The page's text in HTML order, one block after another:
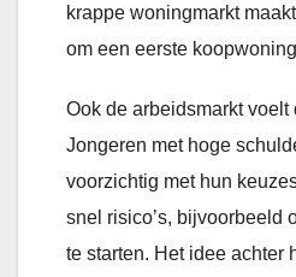
krappe woningmarkt
om een eerste
Ook de arbeidsmarkt voelt
Jongeren met hoge
voorzichtig met hun
snel risico’s, bijvoorbeeld
te starten. Het idee achter